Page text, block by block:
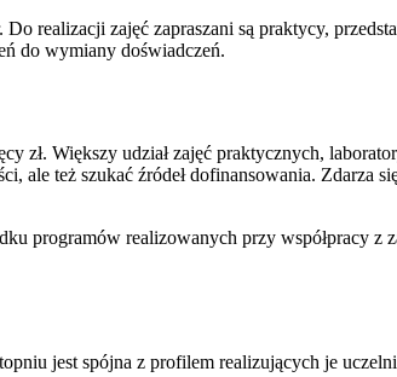
realizacji zajęć zapraszani są praktycy,
do wymiany doświadczeń.
zł. Większy udział zajęć praktycznych,
ale też szukać źródeł dofinansowania.
programów realizowanych przy współpracy
jest spójna z profilem realizujących je